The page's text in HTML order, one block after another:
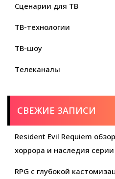
Сценарии для ТВ
ТВ-технологии
ТВ-шоу
Телеканалы
СВЕЖИЕ ЗАПИСИ
Resident Evil Requiem
хоррора и наследия серии
RPG с глубокой